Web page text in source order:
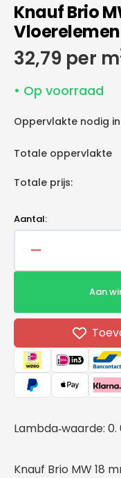
Knauf Brio
Normale
prijs
32,79 per m
• Op voorraad
Oppervlakte nodig in
Totale oppervlakte
Totale prijs:
Aantal:
verlagen
Brio
Vloerelement
1200x600mm
Aan
Lambda‑waarde: 0.
Knauf Brio MW 18